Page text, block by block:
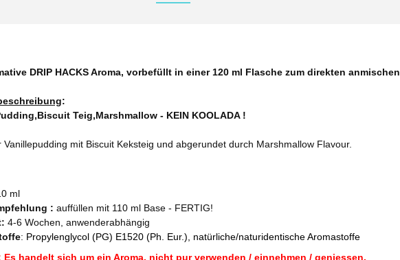
DRIP HACKS Aroma, vorbefüllt in einer 120 ml Flasche zum direkten anmischen
:
Teig,Marshmallow - KEIN KOOLADA !
Vanillepudding mit Biscuit Keksteig und abgerundet durch Marshmallow Flavour.
ml
: auffüllen mit 110 ml Base - FERTIG!
: 4-6 Wochen, anwenderabhängig
: Propylenglycol (PG) E1520 (Ph. Eur.), natürliche/naturidentische Aromastoffe
Es handelt sich um ein Aroma, nicht pur verwenden / einnehmen / geniessen.